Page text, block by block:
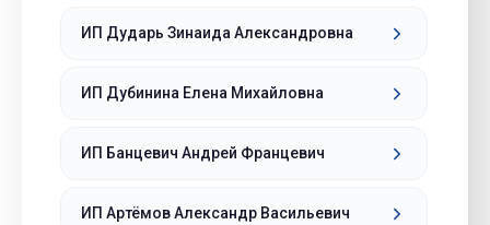
ИП Дударь Зинаида Александровна
ИП Дубинина Елена Михайловна
ИП Банцевич Андрей Францевич
ИП Артёмов Александр Васильевич